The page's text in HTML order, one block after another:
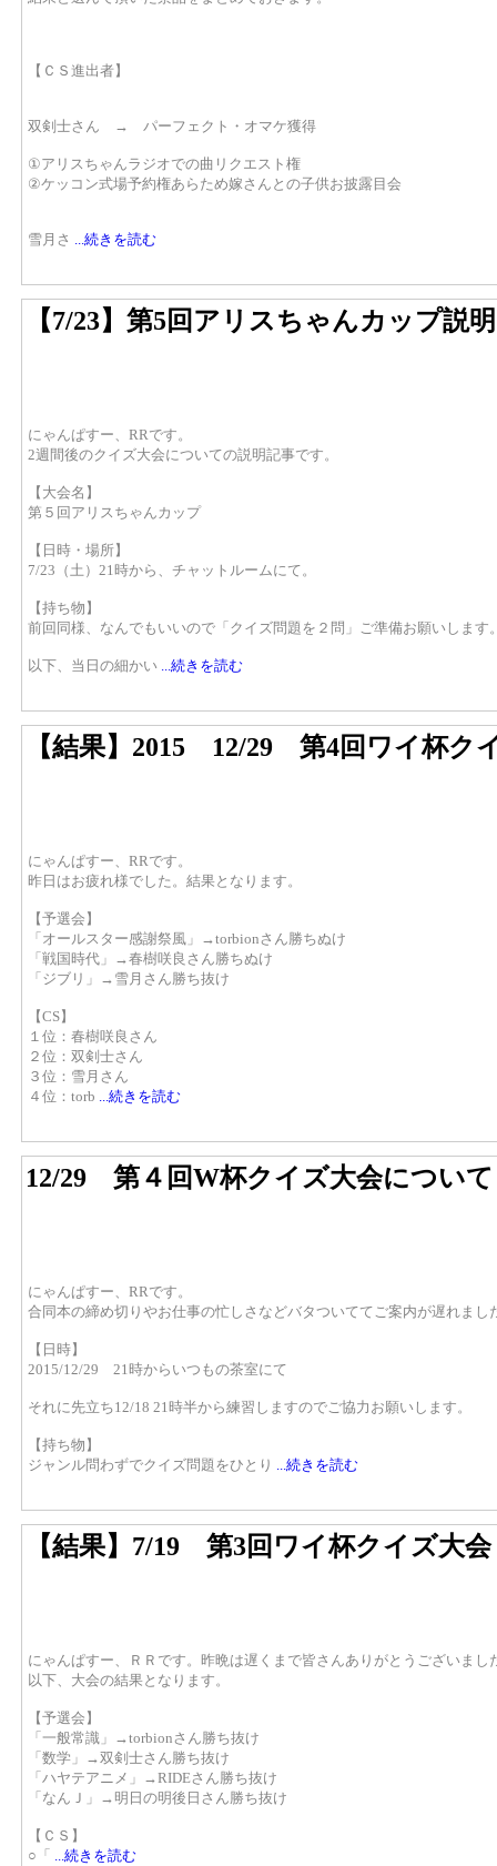
【ＣＳ進出者】
双剣士さん → パーフェクト・オマケ獲得
①アリスちゃんラジオでの曲リクエスト権
②ケッコン式場予約権あらため嫁さんとの子供お披露目会
雪月さ ...続きを読む
【7/23】第5回アリスちゃんカップ説明
にゃんぱすー、RRです。
2週間後のクイズ大会についての説明記事です。
【大会名】
第５回アリスちゃんカップ
【日時・場所】
7/23（土）21時から、チャットルームにて。
【持ち物】
前回同様、なんでもいいので「クイズ問題を２問」ご準備お願いします
以下、当日の細かい ...続きを読む
【結果】2015 12/29 第4回ワイ杯ク
にゃんぱすー、RRです。
昨日はお疲れ様でした。結果となります。
【予選会】
「オールスター感謝祭風」→torbionさん勝ちぬけ
「戦国時代」→春樹咲良さん勝ちぬけ
「ジブリ」→雪月さん勝ち抜け
【CS】
１位：春樹咲良さん
２位：双剣士さん
３位：雪月さん
４位：torb ...続きを読む
12/29 第４回W杯クイズ大会について
にゃんぱすー、RRです。
合同本の締め切りやお仕事の忙しさなどバタついててご案内が遅れまし
【日時】
2015/12/29 21時からいつもの茶室にて
それに先立ち12/18 21時半から練習しますのでご協力お願いします。
【持ち物】
ジャンル問わずでクイズ問題をひとり ...続きを読む
【結果】7/19 第3回ワイ杯クイズ大会
にゃんぱすー、ＲＲです。昨晩は遅くまで皆さんありがとうございまし
以下、大会の結果となります。
【予選会】
「一般常識」→torbionさん勝ち抜け
「数学」→双剣士さん勝ち抜け
「ハヤテアニメ」→RIDEさん勝ち抜け
「なんＪ」→明日の明後日さん勝ち抜け
【ＣＳ】
○「 ...続きを読む